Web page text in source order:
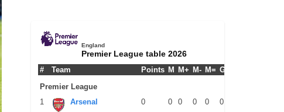
England
Premier League table 2026
# Team Points M M+ M- M= G+
Premier League
1
Arsenal 0 0 0 0 0 0